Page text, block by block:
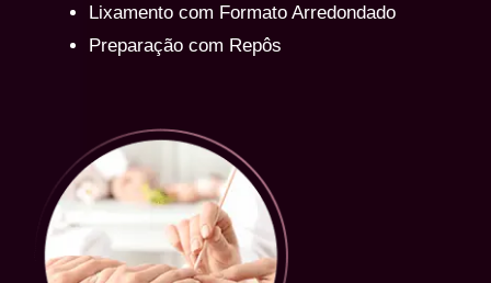
Lixamento com Formato Arredondado
Preparação com Repôs